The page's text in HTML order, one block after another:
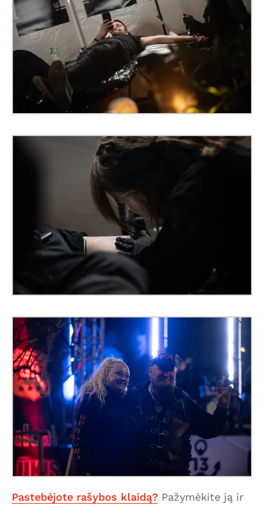
Pastebėjote rašybos klaidą? Pažymėkite ją ir